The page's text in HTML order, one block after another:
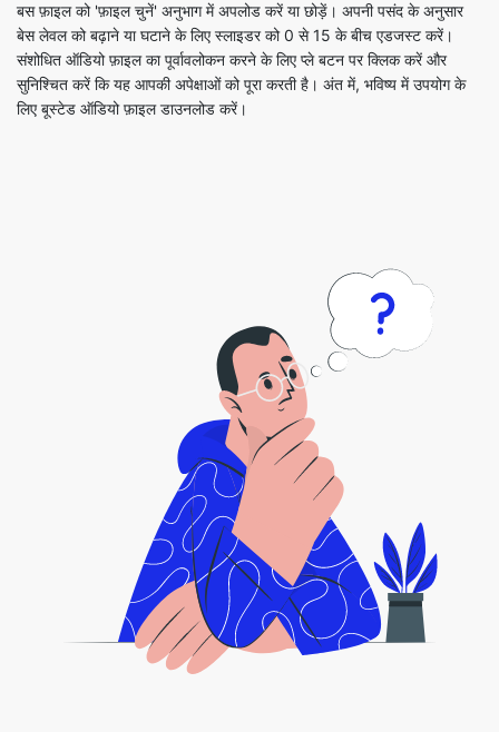
लिए बूस्टेड ऑडियो फ़ाइल डाउनलोड करें।